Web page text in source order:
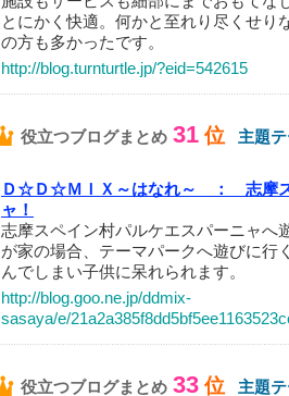
とにかく快適。何かと至れり尽くせり
の方も多かったです。
http://blog.turnturtle.jp/?eid=542615
役立つブログまとめ 31 位
主題
Ｄ☆Ｄ☆ＭＩＸ～はなれ～ ：
志摩
ャ！
志摩スペイン村パルケエスパーニャへ
が家の場合、テーマパークへ遊びに行
んでしまい子供に呆れられます。
http://blog.goo.ne.jp/ddmix-
sasaya/e/
役立つブログまとめ 33 位
主題